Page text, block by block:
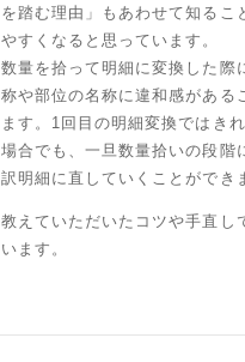
を踏む理由」もあわせて知るこ
やすくなると思っています。
数量を拾って明細に変換した際
称や部位の名称に違和感がある
ます。1回目の明細変換ではき
場合でも、一旦数量拾いの段階
訳明細に直していくことができ
教えていただいたコツや手直し
います。